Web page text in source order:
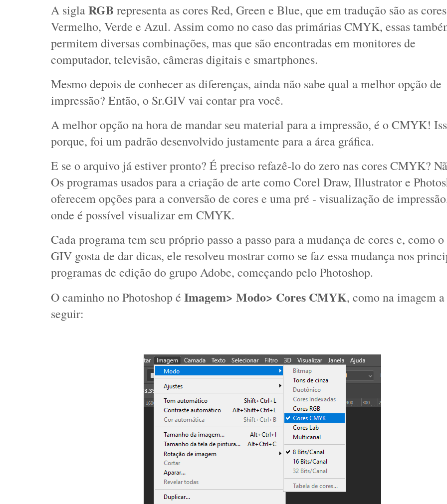
A sigla RGB representa as cores Red, Green e Blue, que em tradução são as cores
Vermelho, Verde e Azul. Assim como no caso das primárias CMYK, essas
permitem diversas combinações, mas que são encontradas em monitores de
computador, televisão, câmeras digitais e smartphones.
Mesmo depois de conhecer as diferenças, ainda não sabe qual a melhor opção de
impressão? Então, o Sr.GIV vai contar pra você.
A melhor opção na hora de mandar seu material para a impressão, é o CMYK!
porque, foi um padrão desenvolvido justamente para a área gráfica.
E se o arquivo já estiver pronto? É preciso refazê-lo do zero nas cores CMYK?
Os programas usados para a criação de arte como Corel Draw, Illustrator e
oferecem opções para a conversão de cores e uma pré - visualização de
onde é possível visualizar em CMYK.
Cada programa tem seu próprio passo a passo para a mudança de cores e, como o
GIV gosta de dar dicas, ele resolveu mostrar como se faz essa mudança nos
programas de edição do grupo Adobe, começando pelo Photoshop.
O caminho no Photoshop é Imagem> Modo> Cores CMYK, como na imagem a
seguir: